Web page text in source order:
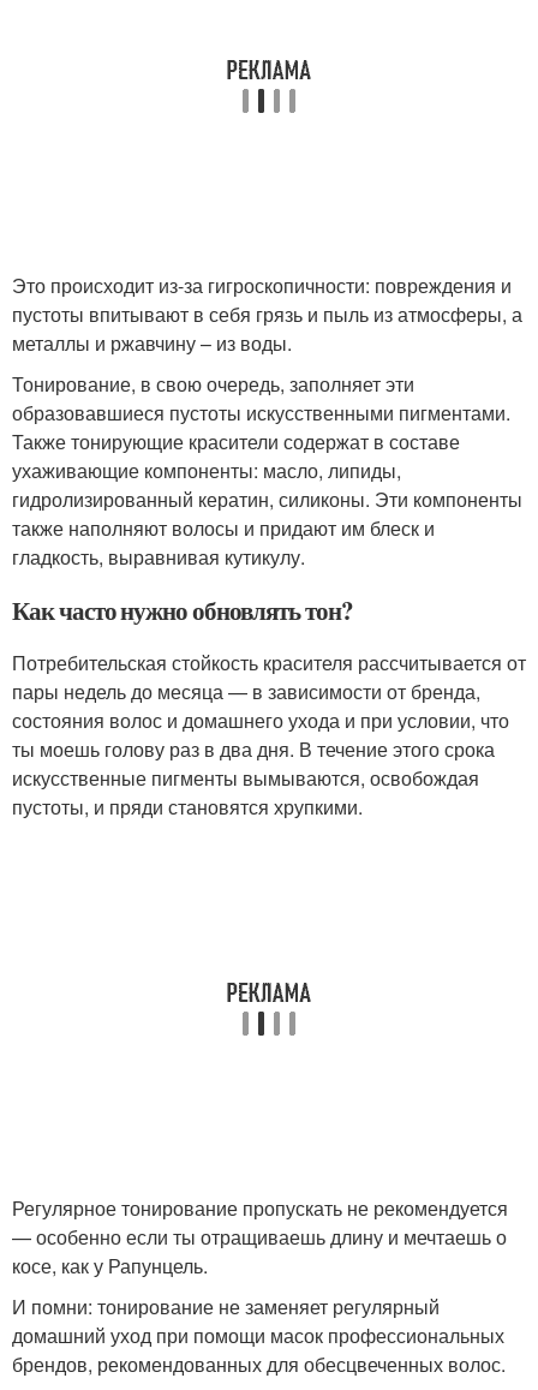
Это происходит из-за гигроскопичности: повреждения и
пустоты впитывают в себя грязь и пыль из атмосферы, а
металлы и ржавчину – из воды.
Тонирование, в свою очередь, заполняет эти
образовавшиеся пустоты искусственными пигментами.
Также тонирующие красители содержат в составе
ухаживающие компоненты: масло, липиды,
гидролизированный кератин, силиконы. Эти компоненты
также наполняют волосы и придают им блеск и
гладкость, выравнивая кутикулу.
Как часто нужно обновлять тон?
Потребительская стойкость красителя рассчитывается от
пары недель до месяца — в зависимости от бренда,
состояния волос и домашнего ухода и при условии, что
ты моешь голову раз в два дня. В течение этого срока
искусственные пигменты вымываются, освобождая
пустоты, и пряди становятся хрупкими.
Регулярное тонирование пропускать не рекомендуется
— особенно если ты отращиваешь длину и мечтаешь о
косе, как у Рапунцель.
И помни: тонирование не заменяет регулярный
домашний уход при помощи масок профессиональных
брендов, рекомендованных для обесцвеченных волос.